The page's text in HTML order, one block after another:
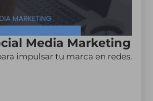
Media Marketing
impulsar tu marca en redes.